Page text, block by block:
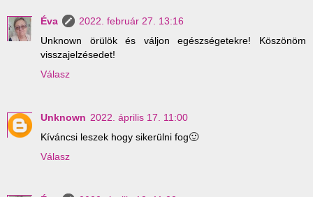
Éva
2022. február 27. 13:16
Unknown örülök és váljon egészségetekre! Köszönöm
visszajelzésedet!
Válasz
Unknown 2022. április 17. 11:00
Kíváncsi leszek hogy sikerülni fog🙂
Válasz